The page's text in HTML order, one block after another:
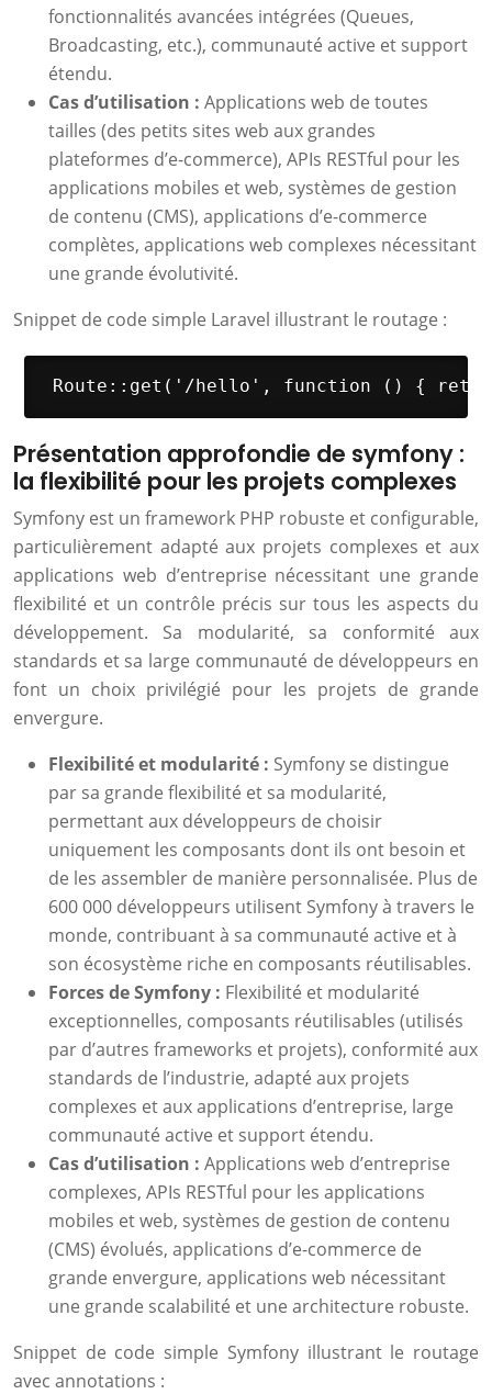
fonctionnalités avancées intégrées (Queues,
Broadcasting, etc.), communauté active et support
étendu.
Cas d’utilisation : Applications web de toutes
tailles (des petits sites web aux grandes
plateformes d’e-commerce), APIs RESTful pour les
applications mobiles et web, systèmes de gestion
de contenu (CMS), applications d’e-commerce
complètes, applications web complexes nécessitant
une grande évolutivité.
Snippet de code simple Laravel illustrant le routage :
Route::get('/hello', function () {
Présentation approfondie de symfony :
la flexibilité pour les projets complexes
Symfony est un framework PHP robuste et configurable,
particulièrement adapté aux projets complexes et aux
applications web d’entreprise nécessitant une grande
flexibilité et un contrôle précis sur tous les aspects du
développement. Sa modularité, sa conformité aux
standards et sa large communauté de développeurs en
font un choix privilégié pour les projets de grande
envergure.
Flexibilité et modularité : Symfony se distingue
par sa grande flexibilité et sa modularité,
permettant aux développeurs de choisir
uniquement les composants dont ils ont besoin et
de les assembler de manière personnalisée. Plus de
600 000 développeurs utilisent Symfony à travers le
monde, contribuant à sa communauté active et à
son écosystème riche en composants réutilisables.
Forces de Symfony : Flexibilité et modularité
exceptionnelles, composants réutilisables (utilisés
par d’autres frameworks et projets), conformité aux
standards de l’industrie, adapté aux projets
complexes et aux applications d’entreprise, large
communauté active et support étendu.
Cas d’utilisation : Applications web d’entreprise
complexes, APIs RESTful pour les applications
mobiles et web, systèmes de gestion de contenu
(CMS) évolués, applications d’e-commerce de
grande envergure, applications web nécessitant
une grande scalabilité et une architecture robuste.
Snippet de code simple Symfony illustrant le routage
avec annotations :